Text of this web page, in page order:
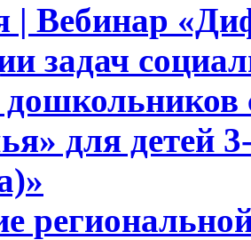
| Вебинар
задач
для детей